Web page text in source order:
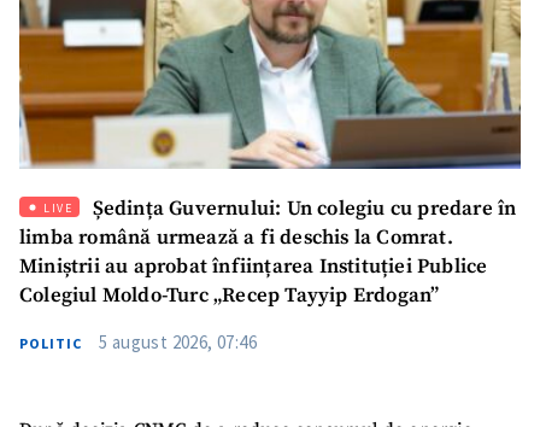
LIVE
Ședința Guvernului: Un colegiu cu predare în
limba română urmează a fi deschis la Comrat.
Miniștrii au aprobat înființarea Instituției Publice
Colegiul Moldo-Turc „Recep Tayyip Erdogan”
POLITIC 5 august 2026, 07:46